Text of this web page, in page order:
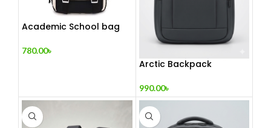
Academic School bag
780.00৳
Arctic Backpack
990.00৳